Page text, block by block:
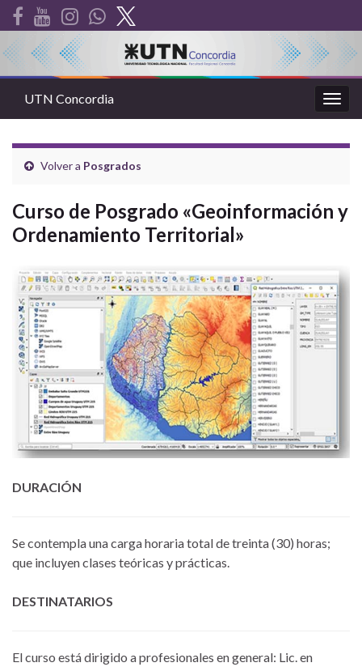
la
UTN Concordia
Volver a Posgrados
Curso de Posgrado «Geoinformación y
Ordenamiento Territorial»
DURACIÓN
Se contempla una carga horaria total de treinta (30) horas;
que incluyen clases teóricas y prácticas.
DESTINATARIOS
El curso está dirigido a profesionales en general: Lic. en